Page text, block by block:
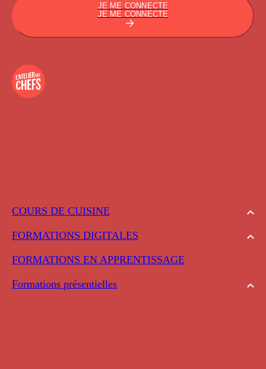
COURS DE CUISINE
FORMATIONS DIGITALES
FORMATIONS EN APPRENTISSAGE
Formations présentielles
JE ME CONNECTE
JE ME CONNECTE